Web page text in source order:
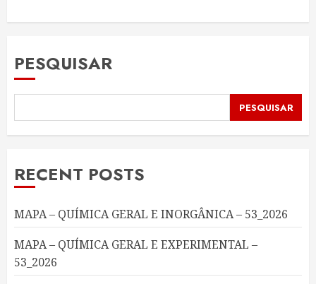
PESQUISAR
PESQUISAR
RECENT POSTS
MAPA – QUÍMICA GERAL E INORGÂNICA – 53_2026
MAPA – QUÍMICA GERAL E EXPERIMENTAL –
53_2026